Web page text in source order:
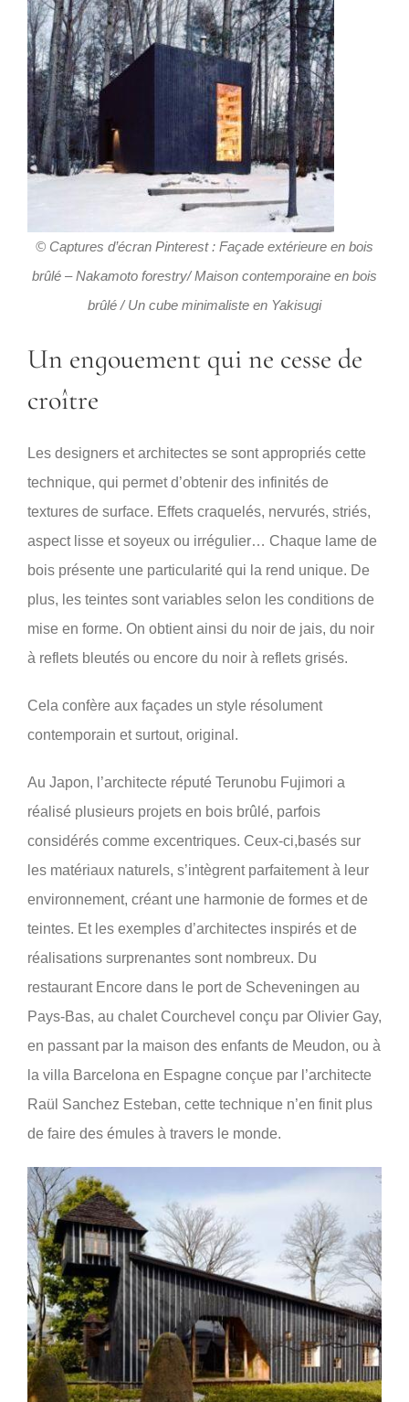
© Captures d’écran Pinterest : Façade extérieure en bois
brûlé – Nakamoto forestry/ Maison contemporaine en bois
brûlé / Un cube minimaliste en Yakisugi
Un engouement qui ne cesse de
croître
Les designers et architectes se sont appropriés cette
technique, qui permet d’obtenir des infinités de
textures de surface. Effets craquelés, nervurés, striés,
aspect lisse et soyeux ou irrégulier… Chaque lame de
bois présente une particularité qui la rend unique. De
plus, les teintes sont variables selon les conditions de
mise en forme. On obtient ainsi du noir de jais, du noir
à reflets bleutés ou encore du noir à reflets grisés.
Cela confère aux façades un style résolument
contemporain et surtout, original.
Au Japon, l’architecte réputé Terunobu Fujimori a
réalisé plusieurs projets en bois brûlé, parfois
considérés comme excentriques. Ceux-ci,basés sur
les matériaux naturels, s’intègrent parfaitement à leur
environnement, créant une harmonie de formes et de
teintes. Et les exemples d’architectes inspirés et de
réalisations surprenantes sont nombreux. Du
restaurant Encore dans le port de Scheveningen au
Pays-Bas, au chalet Courchevel conçu par Olivier Gay,
en passant par la maison des enfants de Meudon, ou à
la villa Barcelona en Espagne conçue par l’architecte
Raül Sanchez Esteban, cette technique n’en finit plus
de faire des émules à travers le monde.